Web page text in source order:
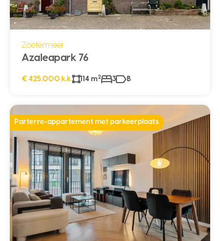
Zoetermeer
Azaleapark 76
€ 425.000 k.k. 114 m2 3 B
Parterre-appartement met parkeerplaats